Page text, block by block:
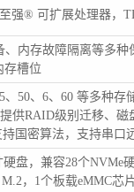
强® 可扩展处理器，
内存故障隔离等多
存槽位
50、6、60 等多种存
供RAID级别迁移、
国密算法，支持串口
盘，兼容28个NVMe
，1个板载eMMC芯